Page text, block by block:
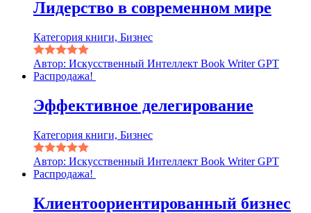
Лидерство в современном мире
Категория книги, Бизнес
Автор: Искусственный Интеллект Book Writer GPT
Распродажа!
Эффективное делегирование
Категория книги, Бизнес
Автор: Искусственный Интеллект Book Writer GPT
Распродажа!
Клиентоориентированный бизнес